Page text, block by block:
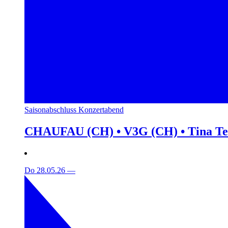
Saisonabschluss Konzertabend
CHAUFAU (CH) • V3G (CH) • Tina
Do 28.05.26 —